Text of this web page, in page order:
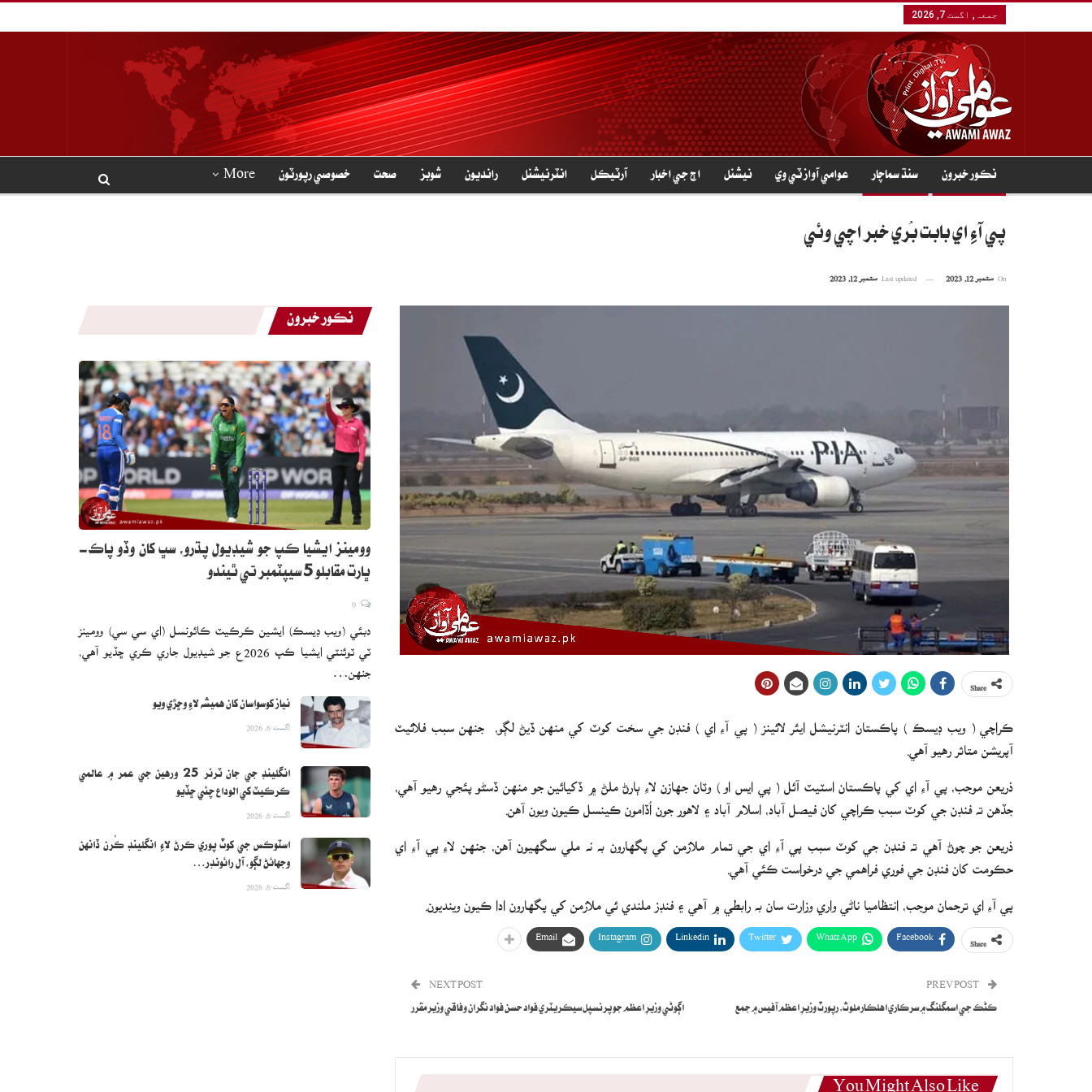
جمعہ, اگست 7, 2026
نڪور خبرون سنڌ سماچار عوامي آواز ٽي وي نيشنل اڄ جي اخبار آرٽيڪل انٽرنيشنل رانديون شوبز صحت خصوصي رپورٽون More
پي آءِ اي بابت بُري خبر اچي وئي
ڪراچي ( ويب ڊيسڪ ) پاڪستان انٽرنيشل ايئر لائينز ( پي آءِ اي ) فنڊن جي سخت کوٽ کي منهن ڏيڻ لڳو، جنهن سبب فلائيٽ
آپريشن متاثر رهيو آهي.
ذريعن موجب، پي آءِ اي کي پاڪستان اسٽيٽ آئل ( پي ايس او ) وٽان جهازن لاءِ ٻارڻ ملڻ ۾ ڏکيائين جو منهن ڏسڻو پئجي رهيو آهي،
جڏهن ته فنڊن جي کوٽ سبب ڪراچي کان فيصل آباد، اسلام آباد ۽ لاهور جون اُڏامون ڪينسل ڪيون ويون آهن.
ذريعن جو چوڻ آهي ته فنڊن جي کوٽ سبب پي آءِ اي جي تمام ملازمن کي پگهارون به نه ملي سگهيون آهن، جنهن لاءِ پي آءِ اي
حڪومت کان فنڊن جي فوري فراهمي جي درخواست ڪئي آهي.
پي آءِ اي ترجمان موجب، انتظاميا ناڻي واري وزارت سان به رابطي ۾ آهي ۽ فنڊز ملندي ئي ملازمن کي پگهارون ادا ڪيون وينديون.
Facebook
WhatsApp
Twitter
Linkedin
Instagram
Email
ڪڻڪ جي اسمگلنگ ۾ سرڪاري اهلڪار ملوث، رپورٽ وزيرِ اعظم آفيس ۾ جمع
NEXT POST
اڳوڻي وزيرِ اعظم جو پرنسپل سيڪريٽري فواد حسن فواد نگران وفاقي وزير مقرر
نڪور خبرون
وومينز ايشيا ڪپ جو شيڊيول پڌرو، سڀ کان وڏو پاڪ-
ڀارت مقابلو 5 سيپٽمبر تي ٿيندو
دبئي (ويب ڊيسڪ) ايشين ڪرڪيٽ ڪائونسل (اي سي سي) وومينز
ٽي ٽوئنٽي ايشيا ڪپ 2026ع جو شيڊيول جاري ڪري ڇڏيو آهي،
نياز کوسواسان کان هميشه لاءِ وڇڙي ويو
اگست 6, 2026
انگلينڊ جي جان ٽرنر 25 ورهين جي عمر ۾ عالمي
ڪرڪيٽ کي الوداع چئي ڇڏيو
اگست 6, 2026
اسٽوڪس جي کوٽ پوري ڪرڻ لاءِ انگلينڊ ڪُرن ڏانهن
وجهائڻ لڳو، آل رائونڊر…
اگست 6, 2026